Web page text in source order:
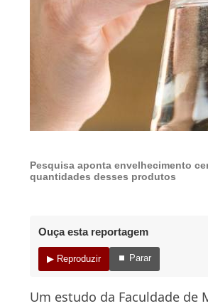
Pesquisa aponta envelhecimento
quantidades desses produtos
Ouça esta reportagem
▶ Reproduzir ⏹ Parar
Um estudo da Faculdade de